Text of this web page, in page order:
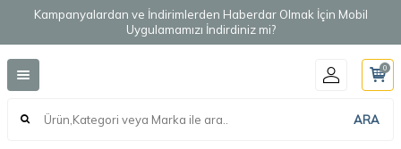
Kampanyalardan ve İndirimlerden Haberdar Olmak İçin Mobil
Uygulamamızı İndirdiniz mi?
ARA
0